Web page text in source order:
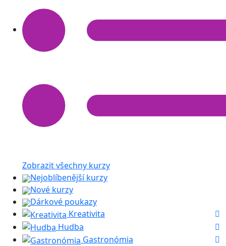
Zobrazit všechny kurzy
Nejoblíbenější kurzy
Nové kurzy
Dárkové poukazy
Kreativita
Hudba
Gastronómia